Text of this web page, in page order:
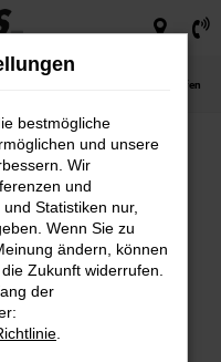
Coburg Gebrauchtwagen günstig kaufen
günstig
–
bestmögliche
und unsere
Wir
und
Statistiken nur,
Wenn Sie zu
ändern, können
Zukunft widerrufen.
der